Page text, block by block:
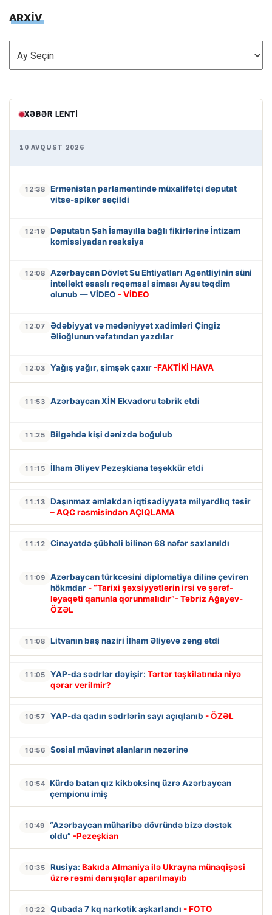
ARXİV
ARXİV
XƏBƏR LENTI
10 AVQUST 2026
12:38
Ermənistan parlamentində müxalifətçi deputat
vitse-spiker seçildi
12:19
Deputatın Şah İsmayılla bağlı fikirlərinə İntizam
komissiyadan reaksiya
12:08
Azərbaycan Dövlət Su Ehtiyatları Agentliyinin süni
intellekt əsaslı rəqəmsal siması Aysu təqdim
olunub — VİDEO - VİDEO
12:07
Ədəbiyyat və mədəniyyət xadimləri Çingiz
Əlioğlunun vəfatından yazdılar
12:03 Yağış yağır, şimşək çaxır -FAKTİKİ HAVA
11:53 Azərbaycan XİN Ekvadoru təbrik etdi
11:25 Bilgəhdə kişi dənizdə boğulub
11:15 İlham Əliyev Pezeşkiana təşəkkür etdi
11:13
Daşınmaz əmlakdan iqtisadiyyata milyardlıq təsir
– AQC rəsmisindən AÇIQLAMA
11:12 Cinayətdə şübhəli bilinən 68 nəfər saxlanıldı
11:09
Azərbaycan türkcəsini diplomatiya dilinə çevirən
hökmdar - “Tarixi şəxsiyyətlərin irsi və şərəf-
ləyaqəti qanunla qorunmalıdır”- Təbriz Ağayev-
ÖZƏL
11:08 Litvanın baş naziri İlham Əliyevə zəng etdi
11:05 YAP-da sədrlər dəyişir: Tərtər təşkilatında niyə
qərar verilmir?
10:57 YAP-da qadın sədrlərin sayı açıqlanıb - ÖZƏL
10:56 Sosial müavinət alanların nəzərinə
10:54 Kürdə batan qız kikboksinq üzrə Azərbaycan
çempionu imiş
10:49
“Azərbaycan müharibə dövründə bizə dəstək
oldu” -Pezeşkian
10:35 Rusiya: Bakıda Almaniya ilə Ukrayna münaqişəsi
üzrə rəsmi danışıqlar aparılmayıb
10:22 Qubada 7 kq narkotik aşkarlandı - FOTO